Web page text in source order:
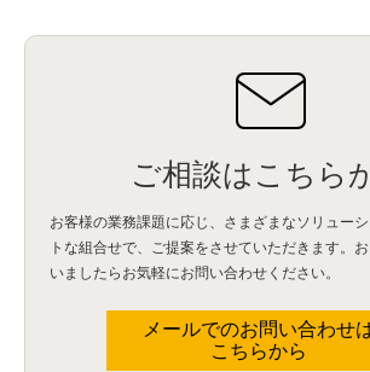
ご相談はこちら
お客様の業務課題に応じ、さまざまなソリュー
トな組合せで、 ご提案をさせていただきます。
いましたらお気軽にお問い合わせください。
メールでのお問い合わせ
こちらから